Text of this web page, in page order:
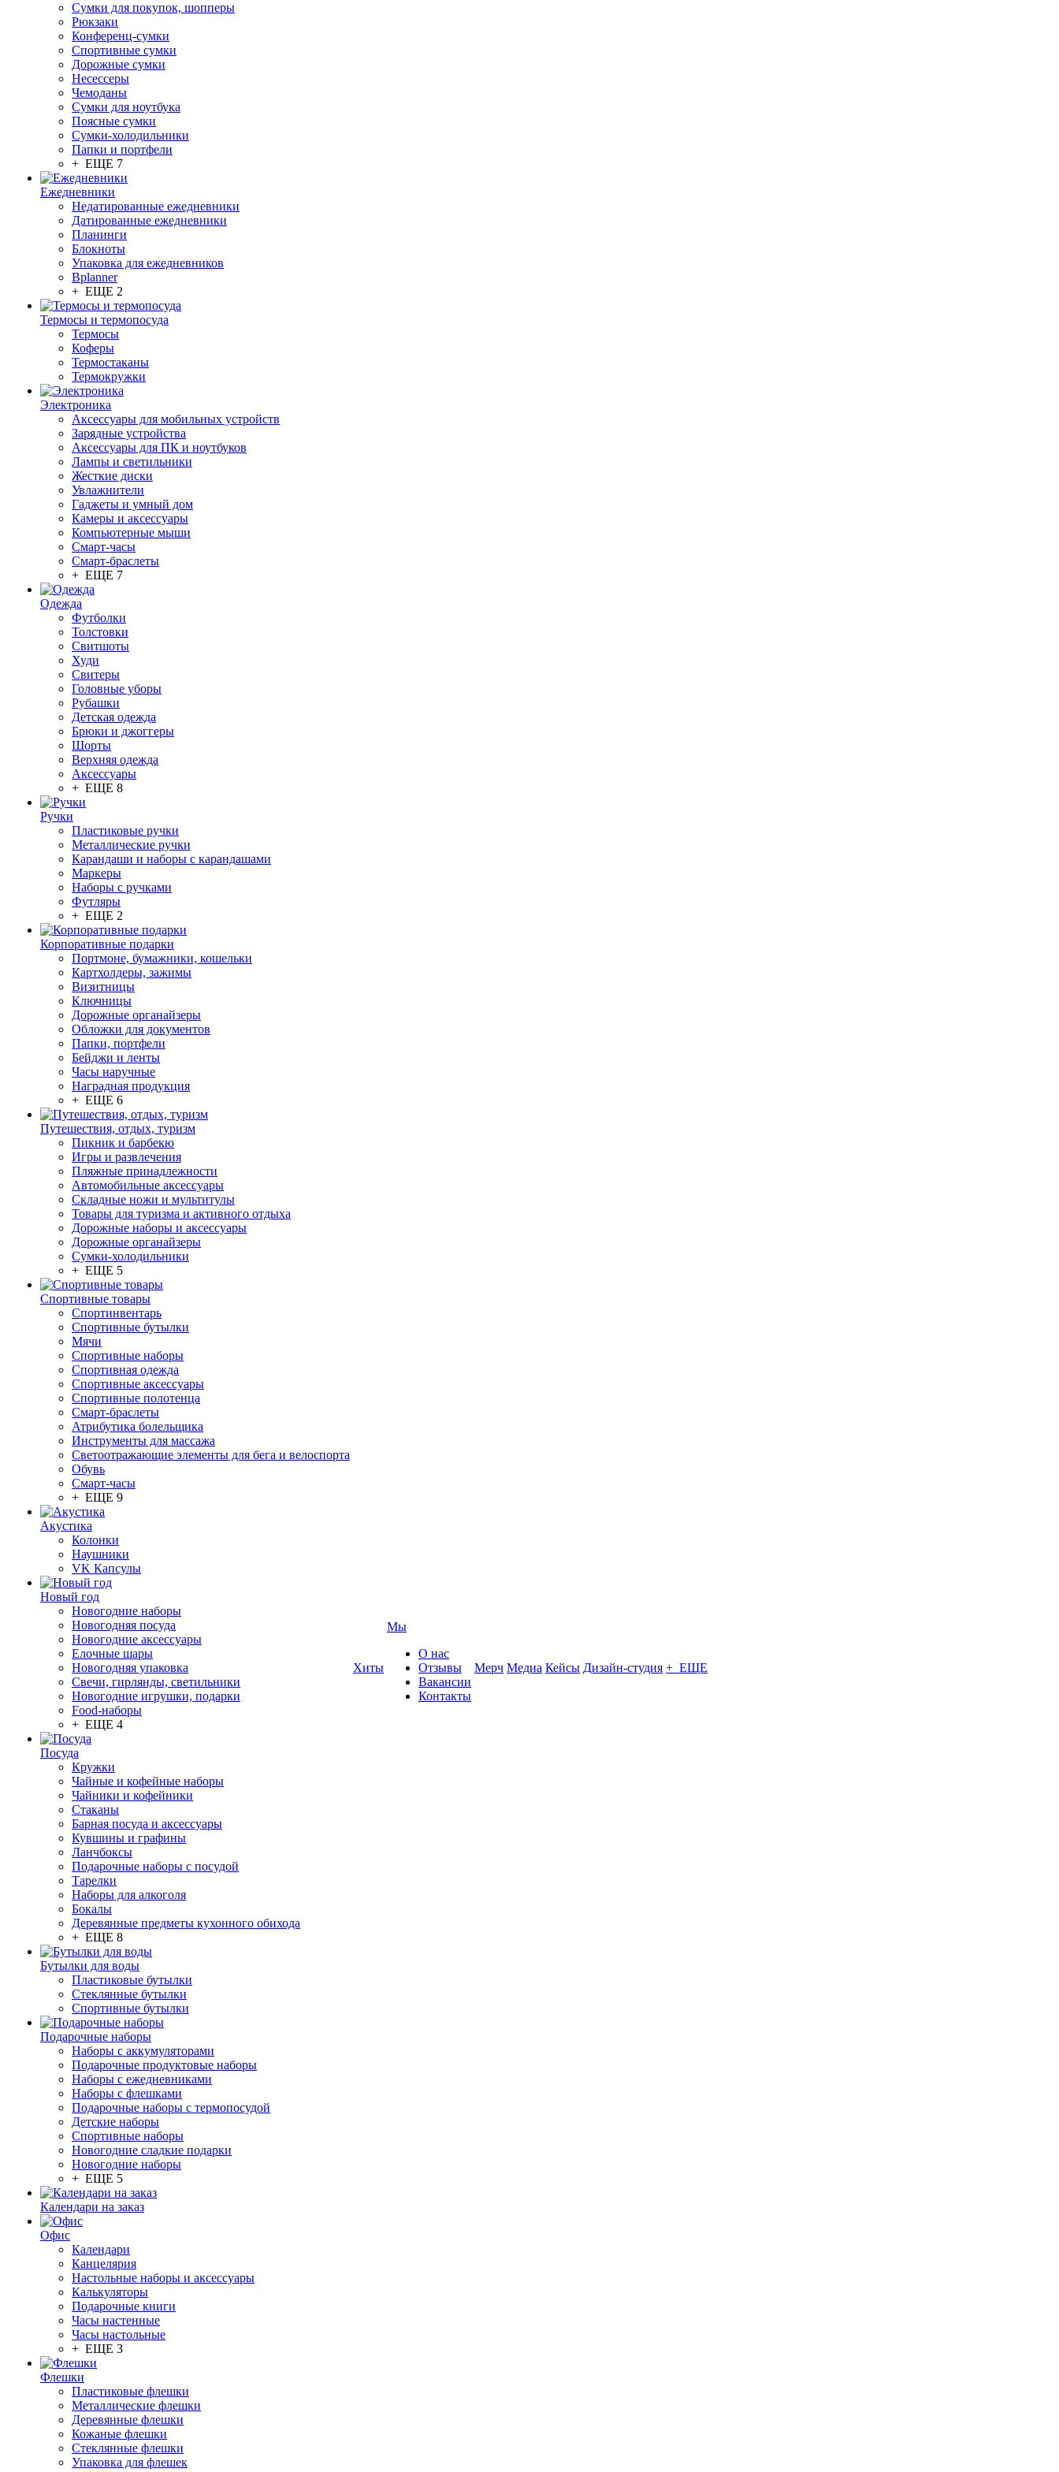
Сумки для покупок, шопперы
Рюкзаки
Конференц-сумки
Спортивные сумки
Дорожные сумки
Несессеры
Чемоданы
Сумки для ноутбука
Поясные сумки
Сумки-холодильники
Папки и портфели
+ ЕЩЕ 7
Ежедневники
Недатированные ежедневники
Датированные ежедневники
Планинги
Блокноты
Упаковка для ежедневников
Bplanner
+ ЕЩЕ 2
Термосы и термопосуда
Термосы
Коферы
Термостаканы
Термокружки
Электроника
Аксессуары для мобильных устройств
Зарядные устройства
Аксессуары для ПК и ноутбуков
Лампы и светильники
Жесткие диски
Увлажнители
Гаджеты и умный дом
Камеры и аксессуары
Компьютерные мыши
Смарт-часы
Смарт-браслеты
+ ЕЩЕ 7
Одежда
Футболки
Толстовки
Свитшоты
Худи
Свитеры
Головные уборы
Рубашки
Детская одежда
Брюки и джоггеры
Шорты
Верхняя одежда
Аксессуары
+ ЕЩЕ 8
Ручки
Пластиковые ручки
Металлические ручки
Карандаши и наборы с карандашами
Маркеры
Наборы с ручками
Футляры
+ ЕЩЕ 2
Корпоративные подарки
Портмоне, бумажники, кошельки
Картхолдеры, зажимы
Визитницы
Ключницы
Дорожные органайзеры
Обложки для документов
Папки, портфели
Бейджи и ленты
Часы наручные
Наградная продукция
+ ЕЩЕ 6
Путешествия, отдых, туризм
Пикник и барбекю
Игры и развлечения
Пляжные принадлежности
Автомобильные аксессуары
Складные ножи и мультитулы
Товары для туризма и активного отдыха
Дорожные наборы и аксессуары
Дорожные органайзеры
Сумки-холодильники
+ ЕЩЕ 5
Спортивные товары
Спортинвентарь
Спортивные бутылки
Мячи
Спортивные наборы
Спортивная одежда
Спортивные аксессуары
Спортивные полотенца
Смарт-браслеты
Атрибутика болельщика
Инструменты для массажа
Светоотражающие элементы для бега и велоспорта
Обувь
Смарт-часы
+ ЕЩЕ 9
Акустика
Колонки
Наушники
VK Капсулы
Новый год
Новогодние наборы
Новогодняя посуда
Новогодние аксессуары
Елочные шары
Новогодняя упаковка
Свечи, гирлянды, светильники
Новогодние игрушки, подарки
Food-наборы
+ ЕЩЕ 4
Посуда
Кружки
Чайные и кофейные наборы
Чайники и кофейники
Стаканы
Барная посуда и аксессуары
Кувшины и графины
Ланчбоксы
Подарочные наборы с посудой
Тарелки
Наборы для алкоголя
Бокалы
Деревянные предметы кухонного обихода
+ ЕЩЕ 8
Бутылки для воды
Пластиковые бутылки
Стеклянные бутылки
Спортивные бутылки
Подарочные наборы
Наборы с аккумуляторами
Подарочные продуктовые наборы
Наборы с ежедневниками
Наборы с флешками
Подарочные наборы с термопосудой
Детские наборы
Спортивные наборы
Новогодние сладкие подарки
Новогодние наборы
+ ЕЩЕ 5
Календари на заказ
Офис
Календари
Канцелярия
Настольные наборы и аксессуары
Калькуляторы
Подарочные книги
Часы настенные
Часы настольные
+ ЕЩЕ 3
Флешки
Пластиковые флешки
Металлические флешки
Деревянные флешки
Кожаные флешки
Стеклянные флешки
Упаковка для флешек
Хиты
Мы
О нас
Отзывы
Вакансии
Контакты
Мерч Медиа Кейсы Дизайн-студия + ЕЩЕ